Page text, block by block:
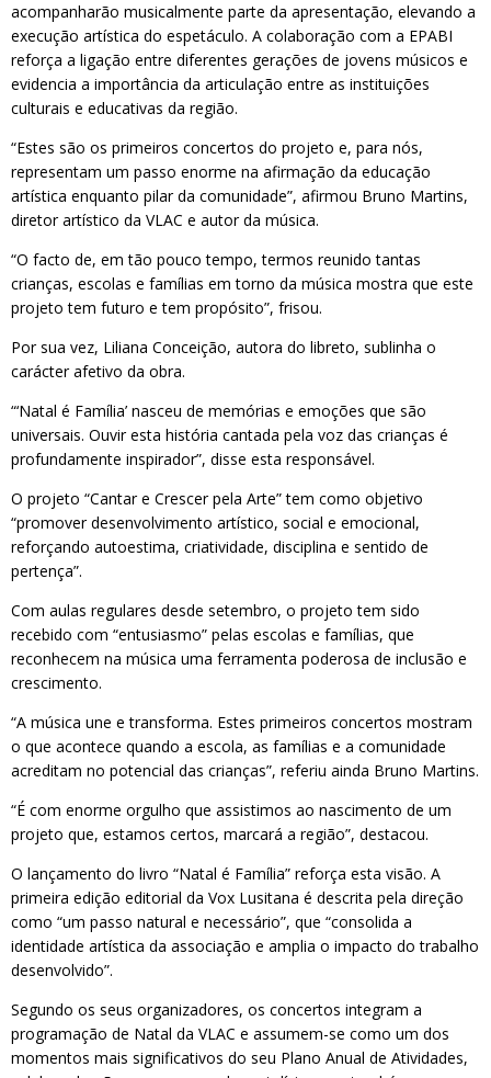
acompanharão musicalmente parte da apresentação, elevando a
execução artística do espetáculo. A colaboração com a EPABI
reforça a ligação entre diferentes gerações de jovens músicos e
evidencia a importância da articulação entre as instituições
culturais e educativas da região.
“Estes são os primeiros concertos do projeto e, para nós,
representam um passo enorme na afirmação da educação
artística enquanto pilar da comunidade”, afirmou Bruno Martins,
diretor artístico da VLAC e autor da música.
“O facto de, em tão pouco tempo, termos reunido tantas
crianças, escolas e famílias em torno da música mostra que este
projeto tem futuro e tem propósito”, frisou.
Por sua vez, Liliana Conceição, autora do libreto, sublinha o
carácter afetivo da obra.
“‘Natal é Família’ nasceu de memórias e emoções que são
universais. Ouvir esta história cantada pela voz das crianças é
profundamente inspirador”, disse esta responsável.
O projeto “Cantar e Crescer pela Arte” tem como objetivo
“promover desenvolvimento artístico, social e emocional,
reforçando autoestima, criatividade, disciplina e sentido de
pertença”.
Com aulas regulares desde setembro, o projeto tem sido
recebido com “entusiasmo” pelas escolas e famílias, que
reconhecem na música uma ferramenta poderosa de inclusão e
crescimento.
“A música une e transforma. Estes primeiros concertos mostram
o que acontece quando a escola, as famílias e a comunidade
acreditam no potencial das crianças”, referiu ainda Bruno Martins.
“É com enorme orgulho que assistimos ao nascimento de um
projeto que, estamos certos, marcará a região”, destacou.
O lançamento do livro “Natal é Família” reforça esta visão. A
primeira edição editorial da Vox Lusitana é descrita pela direção
como “um passo natural e necessário”, que “consolida a
identidade artística da associação e amplia o impacto do trabalho
desenvolvido”.
Segundo os seus organizadores, os concertos integram a
programação de Natal da VLAC e assumem-se como um dos
momentos mais significativos do seu Plano Anual de Atividades,